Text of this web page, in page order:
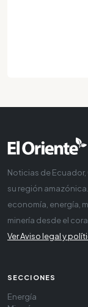
Noticias de Ecuador,
su región
economía, energía,
minería desde el
Ver Aviso legal y
SECCIONES
Energía